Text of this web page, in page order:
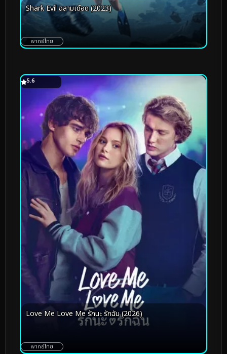
Shark Evil ฉลามเดือด (2023)
พากย์ไทย
5.6
Love Me Love Me รักนะ รักฉัน (2026)
พากย์ไทย